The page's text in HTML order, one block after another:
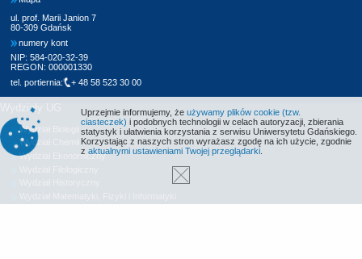
ul. prof. Marii Janion 7
80-309 Gdańsk
numery kont
NIP: 584-020-32-39
REGON: 000001330
tel. portiernia:
+ 48 58 523 30 00
Wydziały UG
Wydział Biologii
Wydział Chemii
Wydział Ekonomiczny
Uprzejmie informujemy, że używamy plików cookie (tzw.
ciasteczek) i podobnych technologii w celach autoryzacji, zbierania
statystyk i ułatwienia korzystania z serwisu Uniwersytetu Gdańskiego.
Korzystając z naszych stron wyrażasz zgodę na ich użycie, zgodnie
z aktualnymi ustawieniami Twojej przeglądarki